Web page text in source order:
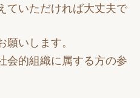
ていただければ大丈夫で
願いします。
会的組織に属する方の参